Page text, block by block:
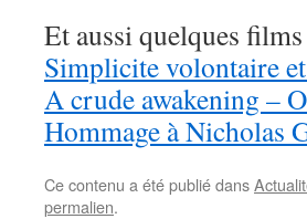
Et aussi quelques
Simplicite volontaire
A crude awakening –
Hommage à Nicholas
Ce contenu a été publié dans
permalien.